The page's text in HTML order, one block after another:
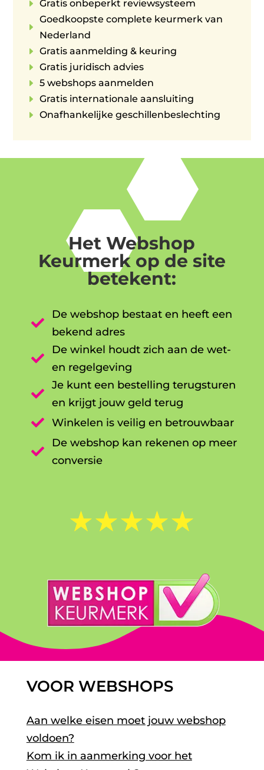
E Gratis onbeperkt reviewsysteem
E
Goedkoopste complete keurmerk van
Nederland
E Gratis aanmelding & keuring
E Gratis juridisch advies
E 5 webshops aanmelden
E Gratis internationale aansluiting
E Onafhankelijke geschillenbeslechting
Het Webshop
Keurmerk op de site
betekent:

De webshop bestaat en heeft een
bekend adres

De winkel houdt zich aan de wet-
en regelgeving

Je kunt een bestelling terugsturen
en krijgt jouw geld terug

Winkelen is veilig en betrouwbaar

De webshop kan rekenen op meer
conversie
☆☆☆☆☆
VOOR WEBSHOPS
Aan welke eisen moet jouw webshop
voldoen?
Kom ik in aanmerking voor het